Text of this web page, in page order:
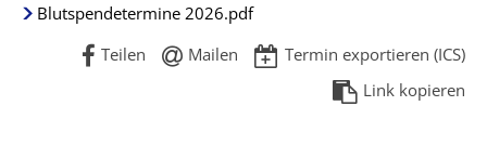
Blutspendetermine 2026.pdf
Teilen
Mailen
Termin exportieren (ICS)
Link kopieren